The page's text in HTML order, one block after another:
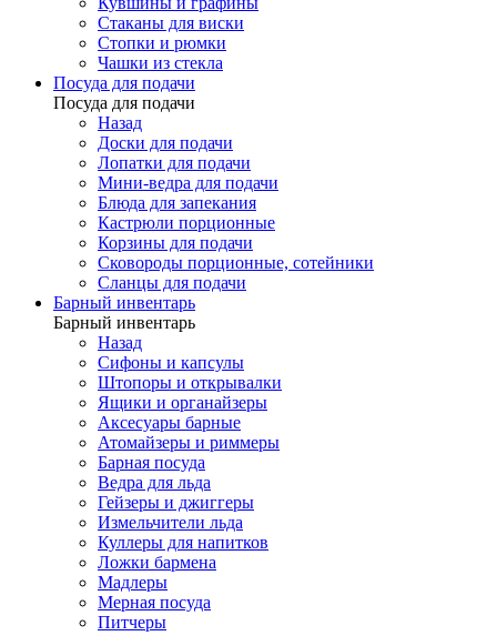
Стаканы для виски
Стопки и рюмки
Чашки из стекла
Посуда для подачи
Посуда для подачи
Назад
Доски для подачи
Лопатки для подачи
Мини-ведра для подачи
Блюда для запекания
Кастрюли порционные
Корзины для подачи
Сковороды порционные, сотейники
Сланцы для подачи
Барный инвентарь
Барный инвентарь
Назад
Сифоны и капсулы
Штопоры и открывалки
Ящики и органайзеры
Аксесуары барные
Атомайзеры и риммеры
Барная посуда
Ведра для льда
Гейзеры и джиггеры
Измельчители льда
Куллеры для напитков
Ложки бармена
Мадлеры
Мерная посуда
Питчеры